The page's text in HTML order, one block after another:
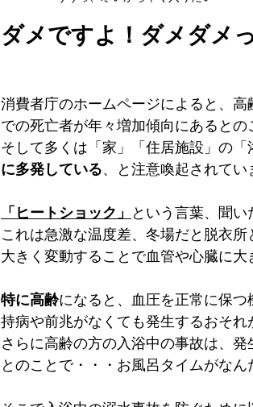
ダメですよ！ダメダメ
消費者庁のホームページによると、高
での死亡者が年々増加傾向にあるとの
そして多くは「家」「住居施設」の「
に多発している、と注意喚起されてい
「ヒートショック」
という言葉、聞い
これは急激な温度差、冬場だと脱衣
大きく変動することで血管や心臓に大
特に高齢になると、血圧を正常に保つ
持病や前兆がなくても発生するおそれ
さらに高齢の方の入浴中の事故は、発
とのことで・・・お風呂タイムがな